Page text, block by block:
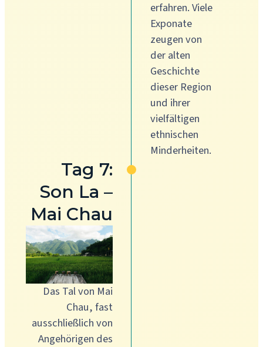
erfahren. Viele
Exponate
zeugen von
der alten
Geschichte
dieser Region
und ihrer
vielfältigen
ethnischen
Minderheiten.
Tag 7:
Son La –
Mai Chau
Das Tal von Mai
Chau, fast
ausschließlich von
Angehörigen des